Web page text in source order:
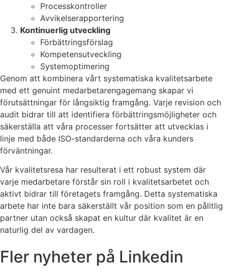
Processkontroller
Avvikelserapportering
Kontinuerlig utveckling
Förbättringsförslag
Kompetensutveckling
Systemoptimering
Genom att kombinera vårt systematiska kvalitetsarbete
med ett genuint medarbetarengagemang skapar vi
förutsättningar för långsiktig framgång. Varje revision och
audit bidrar till att identifiera förbättringsmöjligheter och
säkerställa att våra processer fortsätter att utvecklas i
linje med både ISO-standarderna och våra kunders
förväntningar.
Vår kvalitetsresa har resulterat i ett robust system där
varje medarbetare förstår sin roll i kvalitetsarbetet och
aktivt bidrar till företagets framgång. Detta systematiska
arbete har inte bara säkerställt vår position som en pålitlig
partner utan också skapat en kultur där kvalitet är en
naturlig del av vardagen.
Fler nyheter på Linkedin